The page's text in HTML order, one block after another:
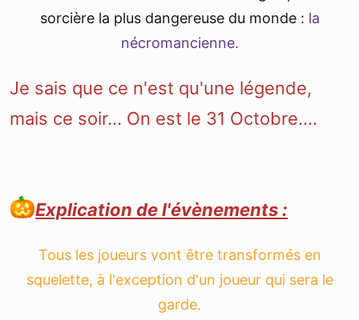
sorcière la plus dangereuse du monde : la
nécromancienne.
Je sais que ce n'est qu'une légende,
mais ce soir... On est le 31 Octobre....
Explication de l'évènements :
Tous les joueurs vont être transformés en
squelette, à l'exception d'un joueur qui sera le
garde.